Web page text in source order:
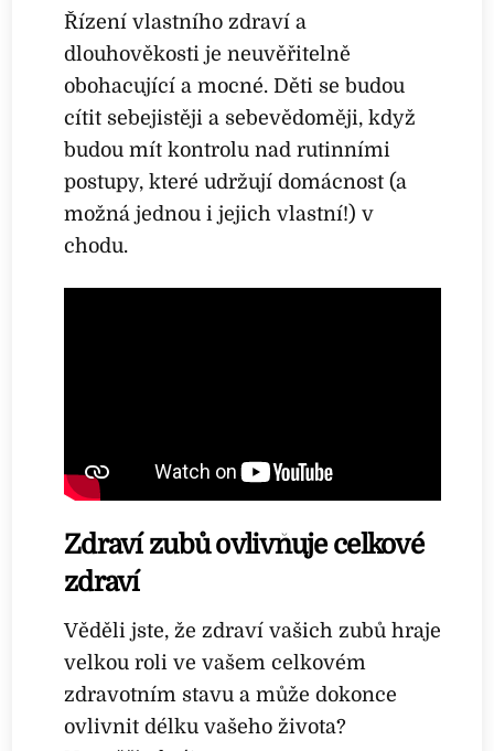
Řízení vlastního zdraví a
dlouhověkosti je neuvěřitelně
obohacující a mocné. Děti se budou
cítit sebejistěji a sebevědoměji, když
budou mít kontrolu nad rutinními
postupy, které udržují domácnost (a
možná jednou i jejich vlastní!) v
chodu.
Zdraví zubů ovlivňuje celkové
zdraví
Věděli jste, že zdraví vašich zubů hraje
velkou roli ve vašem celkovém
zdravotním stavu a může dokonce
ovlivnit délku vašeho života?